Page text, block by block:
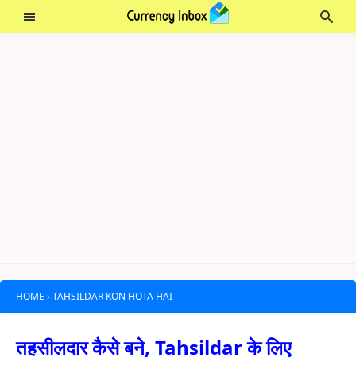
HOME › TAHSILDAR KON HOTA HAI
तहसीलदार कैसे बने, Tahsildar के लिए